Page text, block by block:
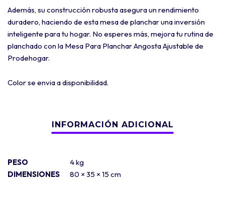
Además, su construcción robusta asegura un rendimiento
duradero, haciendo de esta mesa de planchar una inversión
inteligente para tu hogar. No esperes más, mejora tu rutina de
planchado con la Mesa Para Planchar Angosta Ajustable de
Prodehogar.
Color se envia a disponibilidad.
PESO
4 kg
DIMENSIONES
80 × 35 × 15 cm